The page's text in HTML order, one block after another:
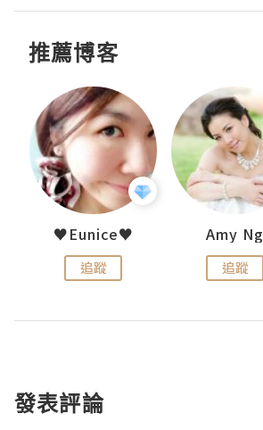
推薦博客
♥Eunice♥
追蹤
Amy Ng
追蹤
發表評論